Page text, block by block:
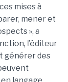
mises à
mener et
», a
l’éditeur
générer des